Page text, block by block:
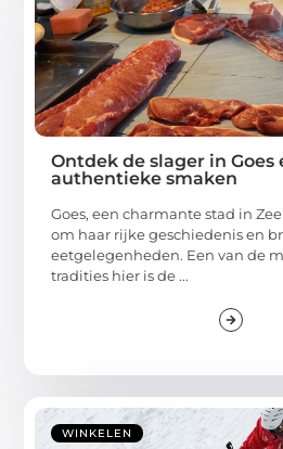
Ontdek de slager in Goes
authentieke smaken
Goes, een charmante stad in
om haar rijke geschiedenis en
eetgelegenheden. Een van de
tradities hier is de ...
WINKELEN